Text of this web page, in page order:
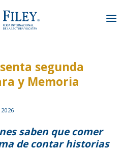
segunda
y Memoria
saben que comer
de contar historias